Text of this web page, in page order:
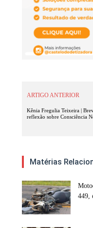
ARTIGO ANTERIOR
Kênia Fregulia Teixeira |
reflexão sobre Consciência
Matérias
449,